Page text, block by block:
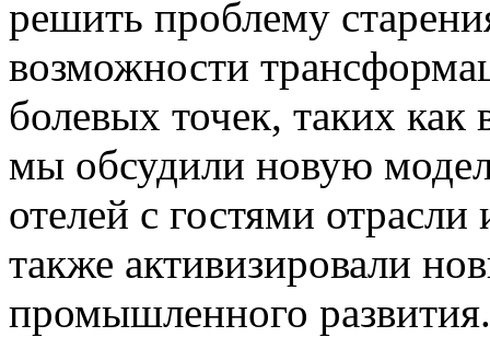
решить проблему
возможности
болевых точек, таких как
мы обсудили новую
отелей с гостями
также активизировали
промышленного развития.